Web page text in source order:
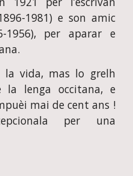
1981) e son amic
1956), per aparar e
la vida, mas lo grelh
la lenga occitana, e
mai de cent ans !
per una